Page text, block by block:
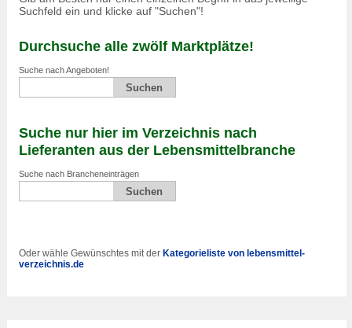
Suchfeld ein und klicke auf "Suchen"!
Durchsuche alle zwölf Marktplätze!
Suche nach Angeboten!
Suche nur hier im Verzeichnis nach
Lieferanten aus der Lebensmittelbranche
Suche nach Brancheneinträgen
Oder wähle Gewünschtes mit der Kategorieliste von lebensmittel-
verzeichnis.de